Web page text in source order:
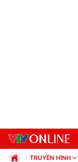
TRUYỀN HÌNH